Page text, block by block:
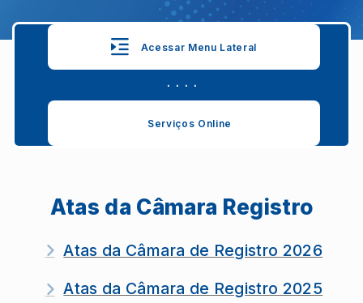
Acessar Menu Lateral
. . . .
Serviços Online
Atas da Câmara Registro
Atas da Câmara de Registro 2026
Atas da Câmara de Registro 2025